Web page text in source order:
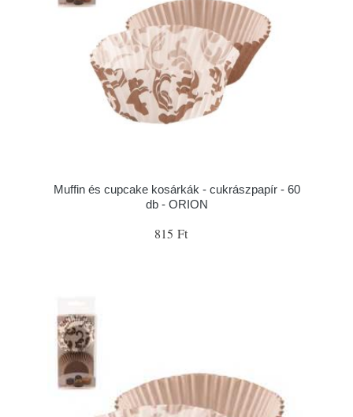
Muffin és cupcake kosárkák - cukrászpapír - 60
db - ORION
815 Ft